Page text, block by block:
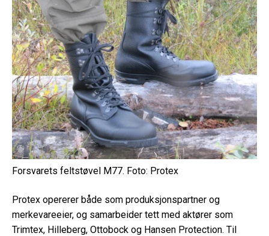
Forsvarets feltstøvel M77. Foto: Protex
Protex opererer både som produksjonspartner og
merkevareeier, og samarbeider tett med aktører som
Trimtex, Hilleberg, Ottobock og Hansen Protection. Til